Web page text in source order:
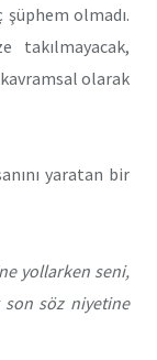
olmadı.
takılmayacak,
olarak
yaratan bir
yollarken seni,
söz niyetine